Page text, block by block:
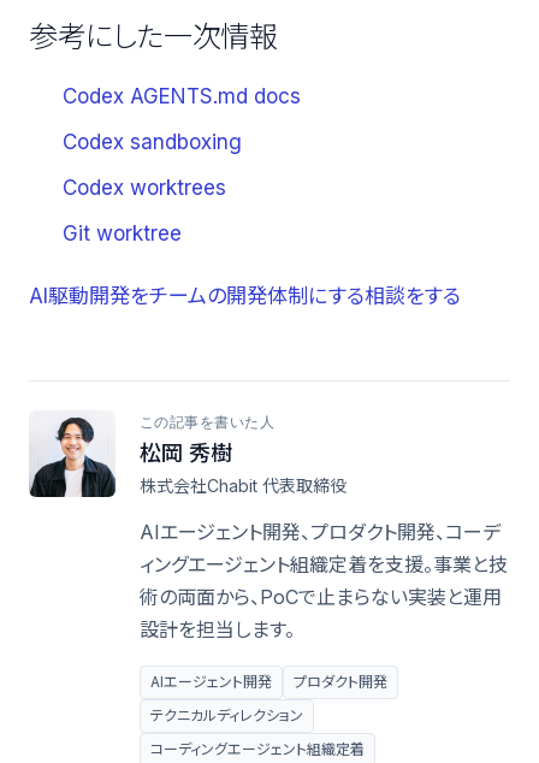
参考にした一次情報
Codex AGENTS.md docs
Codex sandboxing
Codex worktrees
Git worktree
AI駆動開発をチームの開発体制にする相談をする
この記事を書いた人
松岡 秀樹
株式会社Chabit 代表取締役
AIエージェント開発、プロダクト開発、コーデ
ィングエージェント組織定着を支援。事業と技
術の両面から、PoCで止まらない実装と運用
設計を担当します。
AIエージェント開発
プロダクト開発
テクニカルディレクション
コーディングエージェント組織定着